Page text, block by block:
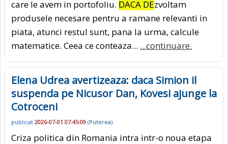
care le avem in portofoliu. DACA DEzvoltam
produsele necesare pentru a ramane relevanti in
piata, atunci restul sunt, pana la urma, calcule
matematice. Ceea ce conteaza... ...continuare.
Elena Udrea avertizeaza: daca Simion il
suspenda pe Nicusor Dan, Kovesi ajunge la
Cotroceni
publicat 2026-07-01 07:45:09 (Puterea)
Criza politica din Romania intra intr-o noua etapa